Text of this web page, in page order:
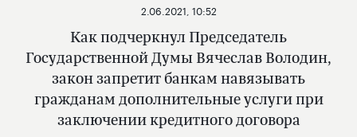
Как подчеркнул Председатель
Государственной Думы Вячеслав Володин,
закон запретит банкам навязывать
гражданам дополнительные услуги при
заключении кредитного договора
2.06.2021, 10:52